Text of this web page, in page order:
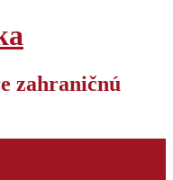
zahraničnú